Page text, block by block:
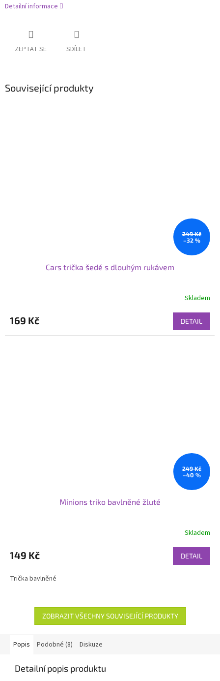
Detailní informace
ZEPTAT SE SDÍLET
Související produkty
249 Kč
–32 %
Cars trička šedé s dlouhým rukávem
Skladem
169 Kč DETAIL
249 Kč
–40 %
Minions triko bavlněné žluté
Skladem
149 Kč DETAIL
Trička bavlněné
ZOBRAZIT VŠECHNY SOUVISEJÍCÍ PRODUKTY
Popis Podobné (8) Diskuze
Detailní popis produktu